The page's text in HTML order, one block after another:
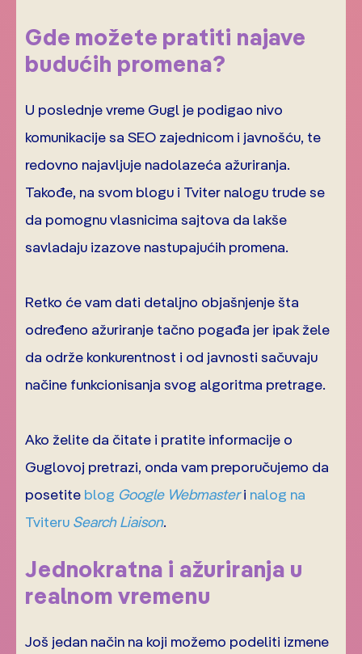
Gde možete pratiti najave
budućih promena?
U poslednje vreme Gugl je podigao nivo
komunikacije sa SEO zajednicom i javnošću, te
redovno najavljuje nadolazeća ažuriranja.
Takođe, na svom blogu i Tviter nalogu trude se
da pomognu vlasnicima sajtova da lakše
savladaju izazove nastupajućih promena.
Retko će vam dati detaljno objašnjenje šta
određeno ažuriranje tačno pogađa jer ipak žele
da održe konkurentnost i od javnosti sačuvaju
načine funkcionisanja svog algoritma pretrage.
Ako želite da čitate i pratite informacije o
Guglovoj pretrazi, onda vam preporučujemo da
posetite blog Google Webmasteri nalog na
Tviteru Search Liaison.
Jednokratna i ažuriranja u
realnom vremenu
Još jedan način na koji možemo podeliti izmene